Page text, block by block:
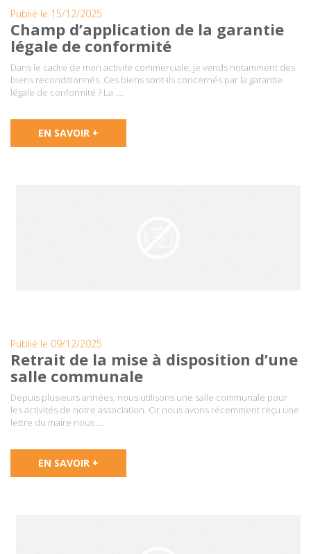
Publié le 15/12/2025
Champ d’application de la garantie
légale de conformité
Dans le cadre de mon activité commerciale, je vends notamment des
biens reconditionnés. Ces biens sont-ils concernés par la garantie
légale de conformité ? La ….
EN SAVOIR +
Publié le 09/12/2025
Retrait de la mise à disposition d’une
salle communale
Depuis plusieurs années, nous utilisons une salle communale pour
les activités de notre association. Or nous avons récemment reçu une
lettre du maire nous ….
EN SAVOIR +